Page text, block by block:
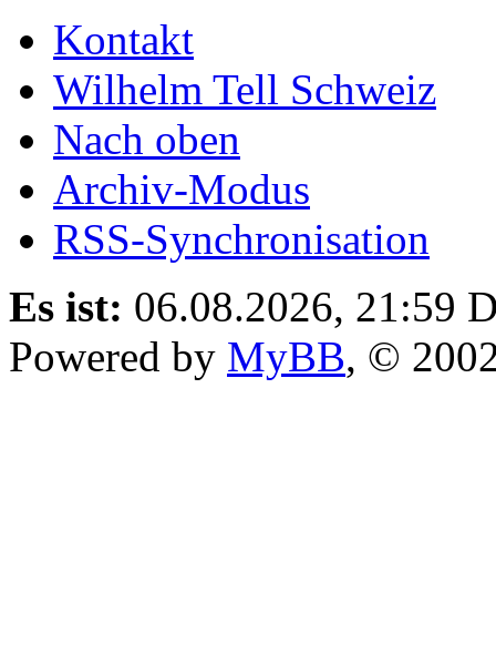
Kontakt
Wilhelm Tell Schweiz
Nach oben
Archiv-Modus
RSS-Synchronisation
Es ist: 06.08.2026, 21:59
Powered by MyBB, ©